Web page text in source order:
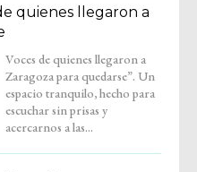
quienes llegaron a
acercarnos a las...